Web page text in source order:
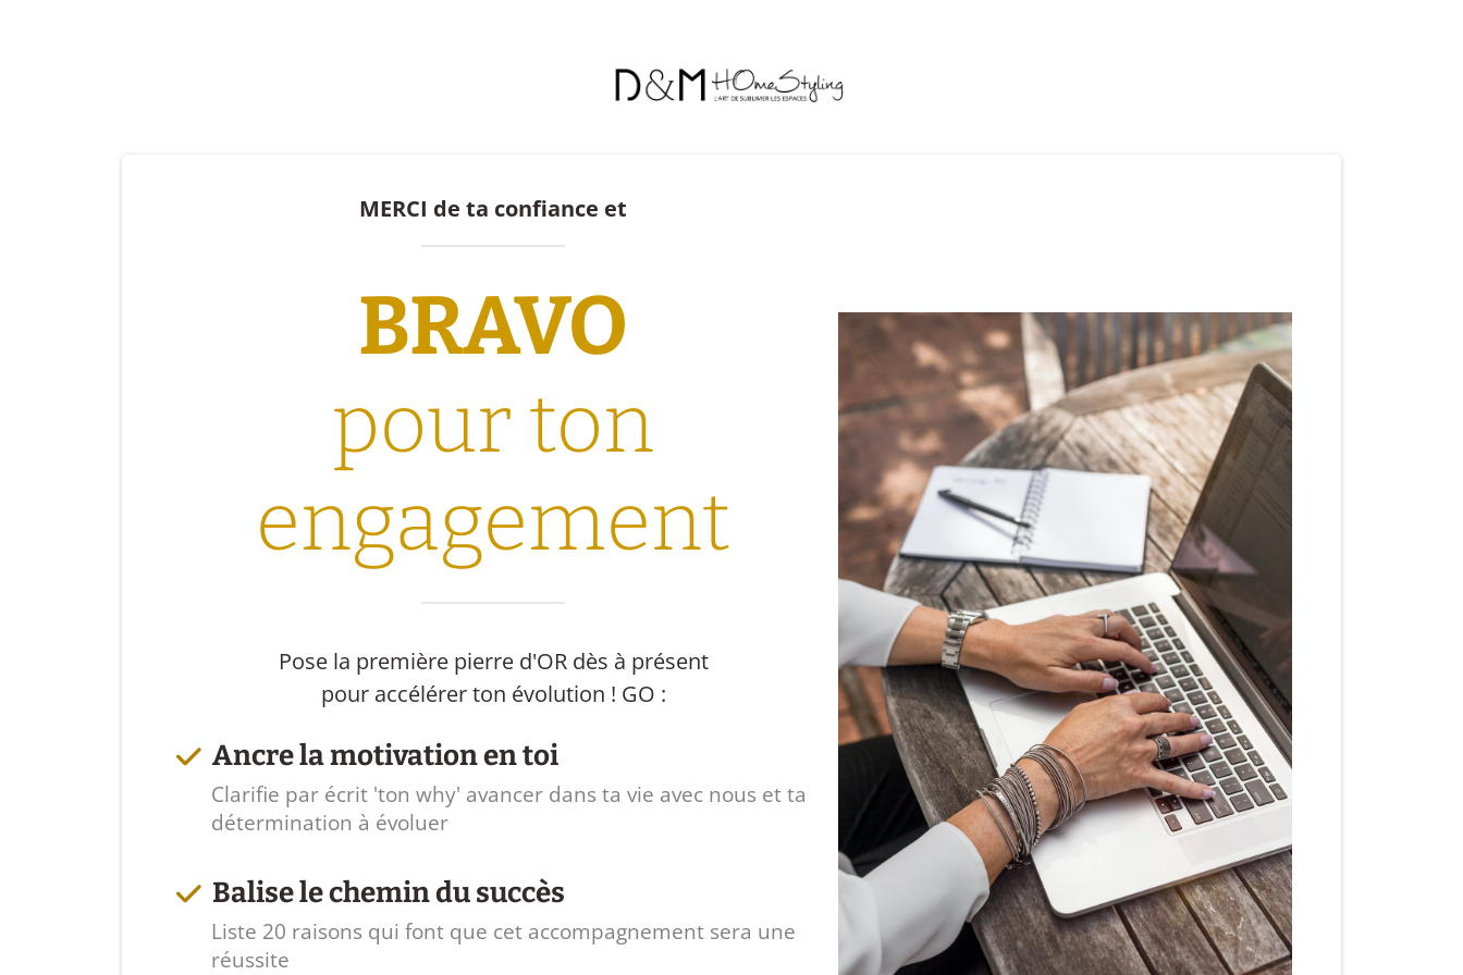
MERCI de ta confiance et
BRAVO
pour ton
engagement
Pose la première pierre d'OR dès à présent
pour accélérer ton évolution ! GO :
Ancre la motivation en toi
Clarifie par écrit 'ton why' avancer dans ta vie avec nous et ta
détermination à évoluer
Balise le chemin du succès
Liste 20 raisons qui font que cet accompagnement sera une
réussite